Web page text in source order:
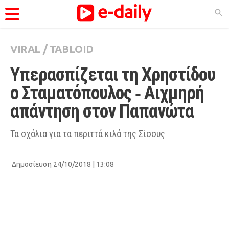
ΚΑΤΗΓΟΡΊΕΣ
Ειδήσεις
Θέματα
Videos
Podcasts
Life
VIRAL / TABLOID
Υπερασπίζεται τη Χρηστίδου
ο Σταματόπουλος ‑ Αιχμηρή
απάντηση στον Παπανώτα
Τα σχόλια για τα περιττά κιλά της Σίσσυς
Δημοσίευση 24/10/2018 | 13:08